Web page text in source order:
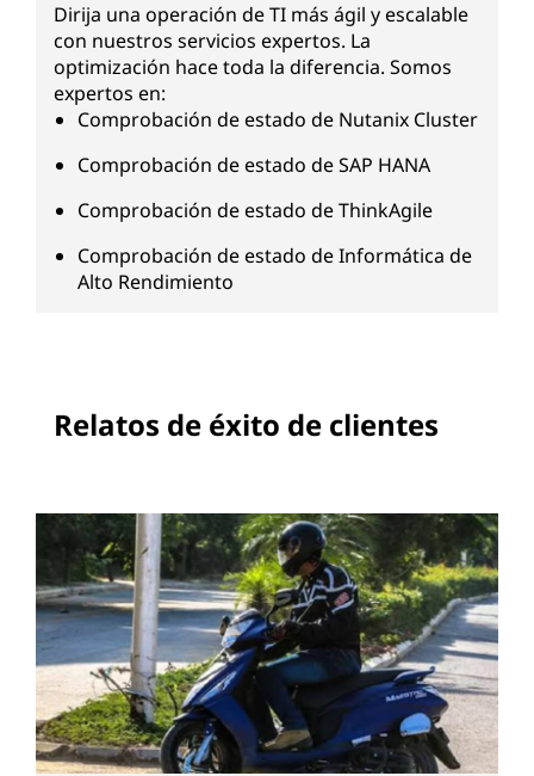
Dirija una operación de TI más ágil y escalable
con nuestros servicios expertos. La
optimización hace toda la diferencia. Somos
expertos en:
Comprobación de estado de Nutanix Cluster
Comprobación de estado de SAP HANA
Comprobación de estado de ThinkAgile
Comprobación de estado de Informática de
Alto Rendimiento
Relatos de éxito de clientes